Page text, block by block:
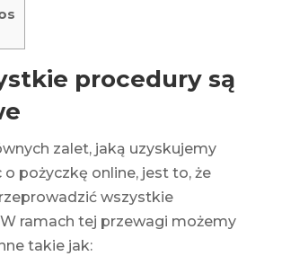
procedury są
zalet, jaką uzyskujemy
pożyczkę online, jest to, że
wszystkie
ramach tej przewagi możemy
takie jak: